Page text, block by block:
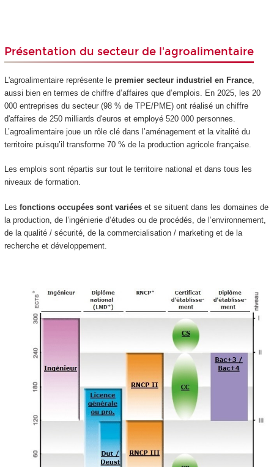
Présentation du secteur de l'agroalimentaire
L'agroalimentaire représente le premier secteur industriel en France,
aussi bien en termes de chiffre d’affaires que d’emplois. En 2025, les 20
000 entreprises du secteur (98 % de TPE/PME) ont réalisé un chiffre
d'affaires de 250 milliards d'euros et employé 520 000 personnes.
L’agroalimentaire joue un rôle clé dans l’aménagement et la vitalité du
territoire puisqu’il transforme 70 % de la production agricole française.
Les emplois sont répartis sur tout le territoire national et dans tous les
niveaux de formation.
Les fonctions occupées sont variéeset se situent dans les domaines de
la production, de l’ingénierie d’études ou de procédés, de l’environnement,
de la qualité / sécurité, de la commercialisation / marketing et de la
recherche et développement.